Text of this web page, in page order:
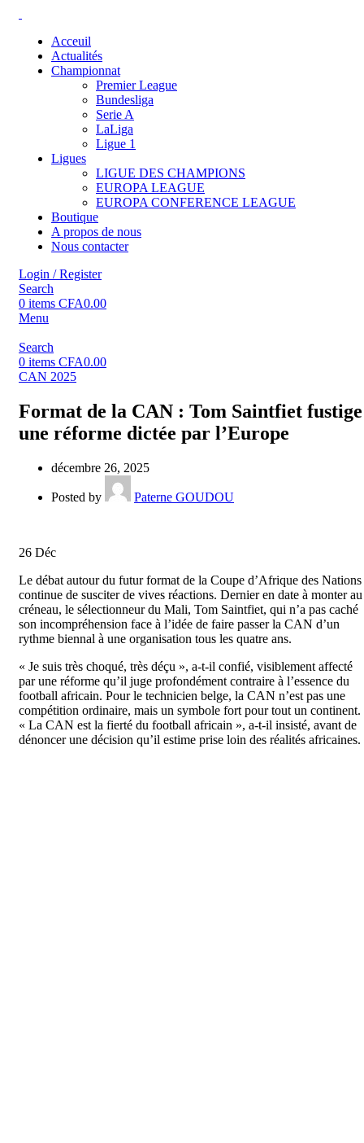
Acceuil
Actualités
Championnat
Premier League
Bundesliga
Serie A
LaLiga
Ligue 1
Ligues
LIGUE DES CHAMPIONS
EUROPA LEAGUE
EUROPA CONFERENCE LEAGUE
Boutique
A propos de nous
Nous contacter
Login / Register
Search
0 items CFA0.00
Menu
Search
0 items CFA0.00
CAN 2025
Format de la CAN : Tom Saintfiet fustige
une réforme dictée par l’Europe
décembre 26, 2025
Posted by Paterne GOUDOU
26 Déc
Le débat autour du futur format de la Coupe d’Afrique des Nations
continue de susciter de vives réactions. Dernier en date à monter au
créneau, le sélectionneur du Mali, Tom Saintfiet, qui n’a pas caché
son incompréhension face à l’idée de faire passer la CAN d’un
rythme biennal à une organisation tous les quatre ans.
« Je suis très choqué, très déçu », a-t-il confié, visiblement affecté
par une réforme qu’il juge profondément contraire à l’essence du
football africain. Pour le technicien belge, la CAN n’est pas une
compétition ordinaire, mais un symbole fort pour tout un continent.
« La CAN est la fierté du football africain », a-t-il insisté, avant de
dénoncer une décision qu’il estime prise loin des réalités africaines.